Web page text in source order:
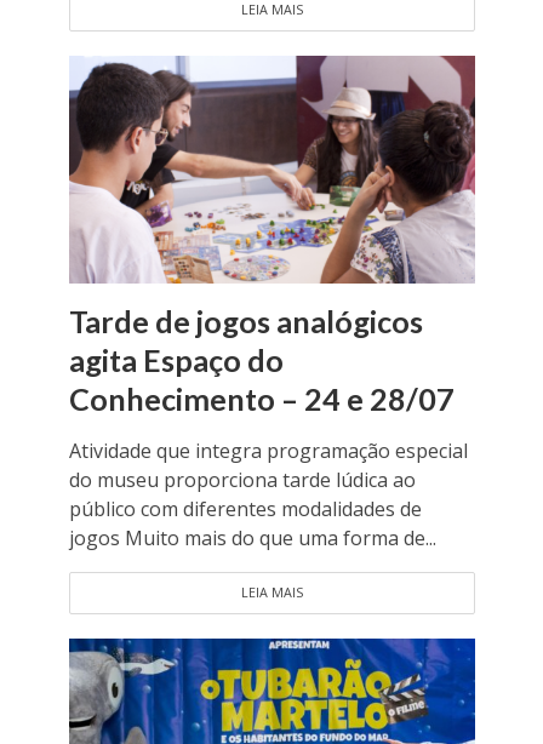
LEIA MAIS
Tarde de jogos analógicos
agita Espaço do
Conhecimento – 24 e 28/07
Atividade que integra programação especial
do museu proporciona tarde lúdica ao
público com diferentes modalidades de
jogos Muito mais do que uma forma de...
LEIA MAIS